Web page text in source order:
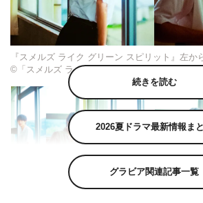
『スメルズ ライク グリーン スピリット』左か
©「スメルズ ライク グリーン スピリット」製
曽野舜太、藤本洸大が、荒木飛羽が主
（木）スタートのドラマフィル枠『ス
続きを読む
2026夏ドラマ最新情報ま
グラビア関連記事一覧